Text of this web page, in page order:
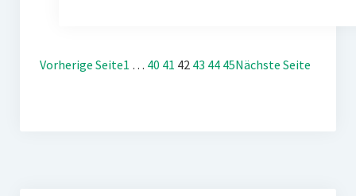
Vorherige Seite1 … 40 41 42 43 44 45Nächste Seite